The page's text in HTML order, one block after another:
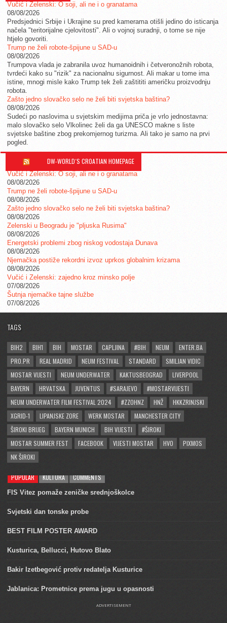
Vučić i Zelenski: O soji, ali ne i o granatama
08/08/2026
Predsjednici Srbije i Ukrajine su pred kamerama otišli jedino do isticanja
načela "teritorijalne cjelovitosti". Ali o vojnoj suradnji, o tome se nije
htjelo govoriti.
Trump ne želi robote-špijune u SAD-u
08/08/2026
Trumpova vlada je zabranila uvoz humanoidnih i četveronožnih robota,
tvrdeći kako su "rizik" za nacionalnu sigurnost. Ali makar u tome ima
istine, mnogi misle kako Trump tek želi zaštititi američku proizvodnju
robota.
Zašto jedno slovačko selo ne želi biti svjetska baština?
08/08/2026
Sudeći po naslovima u svjetskim medijima priča je vrlo jednostavna:
malo slovačko selo Vlkolinec želi da ga UNESCO makne s liste
svjetske baštine zbog prekomjernog turizma. Ali tako je samo na prvi
pogled.
DW-WORLD´S CROATIAN HOMEPAGE
Vučić i Zelenski: O soji, ali ne i o granatama
08/08/2026
Trump ne želi robote-špijune u SAD-u
08/08/2026
Zašto jedno slovačko selo ne želi biti svjetska baština?
08/08/2026
Zelenski u Beogradu je "pljuska Rusima"
08/08/2026
Energetski problemi zbog niskog vodostaja Dunava
08/08/2026
Njemačka postiže rekordni izvoz uprkos globalnim krizama
08/08/2026
Vučić i Zelenski: zajedno kroz minsko polje
07/08/2026
Šutnja njemačke tajne službe
07/08/2026
TAGS
BIH2 BIH1 BIH MOSTAR CAPLJINA #BIH NEUM
ENTER.BA
PRO.PR
REAL MADRID NEUM FESTIVAL STANDARD
SMILJAN VIDIC
MOSTAR VIJESTI
NEUM UNDERWATER KAKTUSBEOGRAD
LIVERPOOL
BAYERN
HRVATSKA JUVENTUS #SARAJEVO
#MOSTARVIJESTI
NEUM UNDERWATER FILM FESTIVAL 2024
#ZZOHNZ HNŽ
HKKZRINJSKI
XGRID-1
LIPANJSKE ZORE WERK MOSTAR
MANCHESTER CITY
ŠIROKI BRIJEG
BAYERN MUNICH BIH VIJESTI
#ŠIROKI
MOSTAR SUMMER FEST
FACEBOOK VIJESTI MOSTAR HVO
PIXMOS
NK ŠIROKI
POPULAR KULTURA COMMENTS
FIS Vitez pomaže zeničke srednjoškolce
Svjetski dan tonske probe
BEST FILM POSTER AWARD
Kusturica, Bellucci, Hutovo Blato
Bakir Izetbegović protiv redatelja Kusturice
Jablanica: Prometnice prema jugu u opasnosti
ADVERTISEMENT